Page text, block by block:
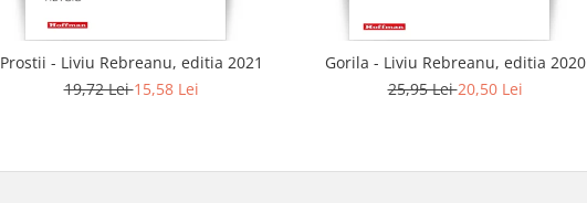
Prostii - Liviu Rebreanu, editia 2021
19,72 Lei15,58 Lei
Gorila - Liviu Rebreanu, editia 2020
25,95 Lei20,50 Lei